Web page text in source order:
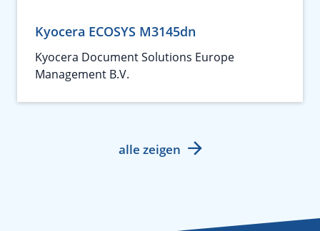
Kyocera ECOSYS M3145dn
Kyocera Document Solutions Europe
Management B.V.
alle zeigen